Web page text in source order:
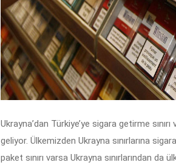
Ukrayna’dan Türkiye’ye sigara getirme
geliyor. Ülkemizden Ukrayna sınırlarına
paket sınırı varsa Ukrayna sınırlarından da